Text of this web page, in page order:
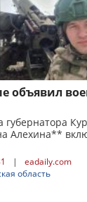
объявил
Алехина**
|
eadaily.com
область